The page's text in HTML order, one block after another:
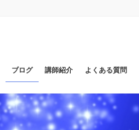
ブログ 講師紹介 よくある質問